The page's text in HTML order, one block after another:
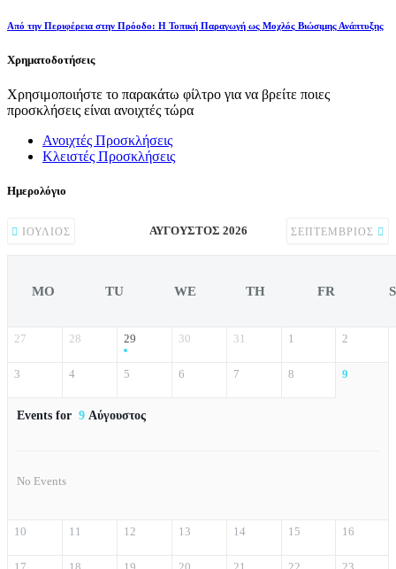
Από την Περιφέρεια στην Πρόοδο: Η Τοπική Παραγωγή ως Μοχλός Βιώσιμης Ανάπτυξης
Χρηματοδοτήσεις
Χρησιμοποιήστε το παρακάτω φίλτρο για να βρείτε ποιες
προσκλήσεις είναι ανοιχτές τώρα
Ανοιχτές Προσκλήσεις
Κλειστές Προσκλήσεις
Ημερολόγιο
ΙΟΎΛΙΟΣ ΑΎΓΟΥΣΤΟΣ 2026 ΣΕΠΤΈΜΒΡΙΟΣ
MO TU WE TH FR
27 28 29 30 31 1 2
3 4 5 6 7 8 9
Events for 9 Αύγουστος
No Events
10 11 12 13 14 15 16